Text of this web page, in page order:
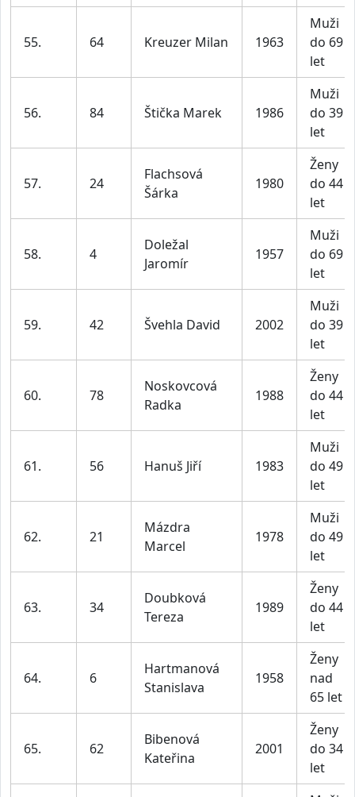
55. 64 Kreuzer Milan 1963
Muži
do 69
let
56. 84 Štička Marek 1986
Muži
do 39
let
57. 24
Flachsová
Šárka
1980
Ženy
do 44
let
58. 4
Doležal
Jaromír
1957
Muži
do 69
let
59. 42 Švehla David 2002
Muži
do 39
let
60. 78
Noskovcová
Radka
1988
Ženy
do 44
let
61. 56 Hanuš Jiří 1983
Muži
do 49
let
62. 21
Mázdra
Marcel
1978
Muži
do 49
let
63. 34
Doubková
Tereza
1989
Ženy
do 44
let
64. 6
Hartmanová
Stanislava
1958
Ženy
nad
65 let
65. 62
Bibenová
Kateřina
2001
Ženy
do 34
let